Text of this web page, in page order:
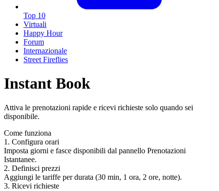
Top 10
Virtuali
Happy Hour
Forum
Internazionale
Street Fireflies
Instant Book
Attiva le prenotazioni rapide e ricevi richieste solo quando sei
disponibile.
Come funziona
1 . Configura orari
Imposta giorni e fasce disponibili dal pannello Prenotazioni
Istantanee.
2. Definisci prezzi
Aggiungi le tariffe per durata (30 min, 1 ora, 2 ore, notte).
3. Ricevi richieste